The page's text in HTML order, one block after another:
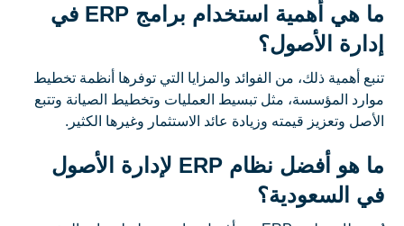
ما هي أهمية استخدام برامج ERP في
إدارة الأصول؟
تنبع أهمية ذلك، من الفوائد والمزايا التي توفرها أنظمة تخطيط
موارد المؤسسة، مثل تبسيط العمليات وتخطيط الصيانة وتتبع
الأصل وتعزيز قيمته وزيادة عائد الاستثمار وغيرها الكثير.
ما هو أفضل نظام ERP لإدارة الأصول
في السعودية؟